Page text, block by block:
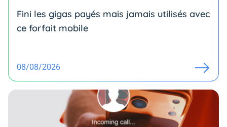
Fini les gigas payés mais jamais utilisés avec
ce forfait mobile
08/08/2026